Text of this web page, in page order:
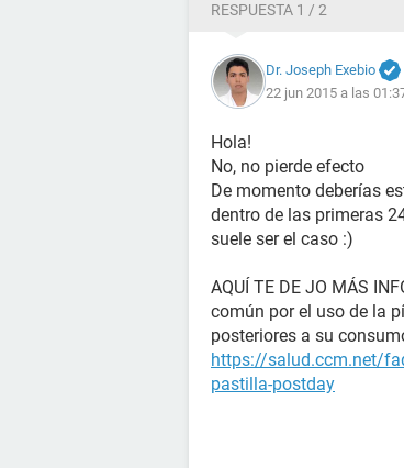
RESPUESTA 1 / 2
Dr. Joseph Exebio
22 jun 2015 a las
Hola!
No, no pierde efecto
De momento deberías
dentro de las primeras
suele ser el caso :)
AQUÍ TE DE JO MÁS
común por el uso de la
posteriores a su
https://salud.ccm.net/
pastilla-postday